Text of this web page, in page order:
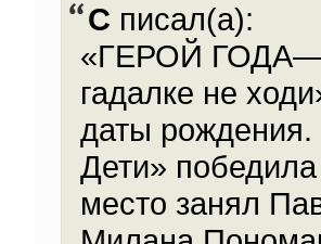
С писал(а):
«ГЕРОЙ
гадалке не
даты
Дети»
место занял